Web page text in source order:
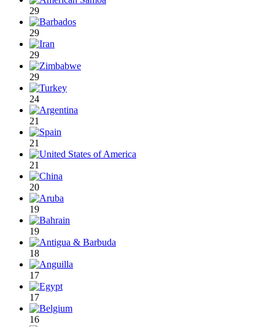
29
29
29
29
24
21
21
21
20
19
19
18
17
17
16